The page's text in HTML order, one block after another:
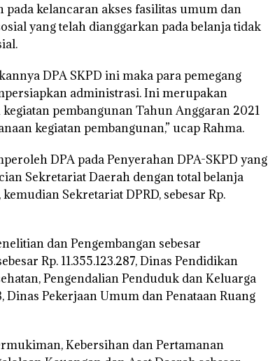
kelancaran akses fasilitas umum dan
yang telah dianggarkan pada belanja tidak
DPA SKPD ini maka para pemegang
administrasi. Ini merupakan
pembangunan Tahun Anggaran 2021
kegiatan pembangunan,” ucap Rahma.
DPA pada Penyerahan DPA-SKPD yang
Sekretariat Daerah dengan total belanja
Sekretariat DPRD, sebesar Rp.
dan Pengembangan sebesar
Rp. 11.355.123.287, Dinas Pendidikan
Pengendalian Penduduk dan Keluarga
Dinas Pekerjaan Umum dan Penataan Ruang
Kebersihan dan Pertamanan